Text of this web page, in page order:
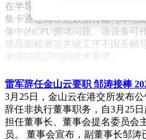
在半导体制造领域，斑马技术推
集卡通过高带宽数据传输与本地
像中的CPU拥堵问题。该设备可
保晶圆检测等关键工序不因丢帧
米级缺陷识别的技术要求。
电子制造行业的品质管控需求催
方案。该方案结合CV60机器视
为印刷电路板（PCB）生产设计
与防漏检机制，实现电子物料全
率控制在行业领先水平。
雷军辞任金山云要职 邹涛接棒
3月25日，金山云在港交所发布
辞任非执行董事职务，自3月25
担任董事长、董事会提名委员会
员。 董事会宣布，副董事长邹